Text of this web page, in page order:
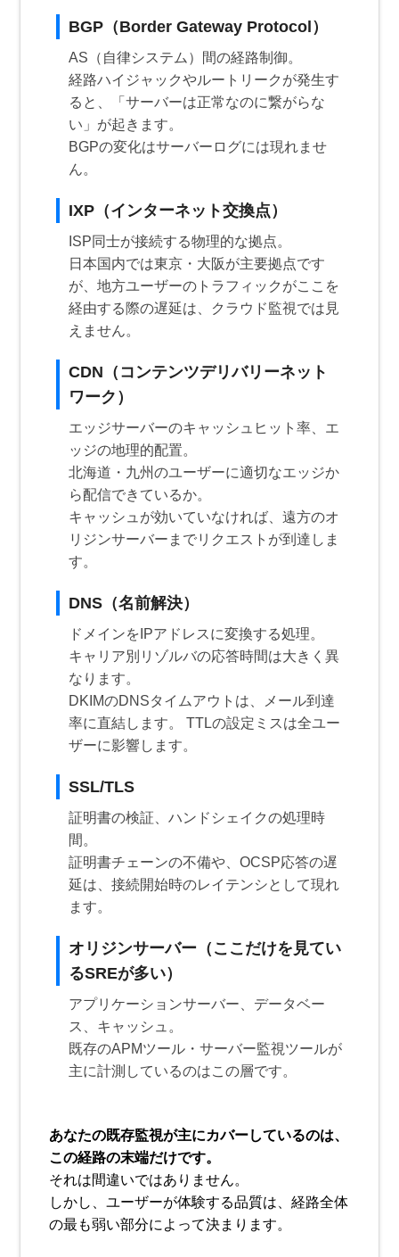
BGP（Border Gateway Protocol）
AS（自律システム）間の経路制御。
経路ハイジャックやルートリークが発生す
ると、「サーバーは正常なのに繋がらな
い」が起きます。
BGPの変化はサーバーログには現れませ
ん。
IXP（インターネット交換点）
ISP同士が接続する物理的な拠点。
日本国内では東京・大阪が主要拠点です
が、地方ユーザーのトラフィックがここを
経由する際の遅延は、クラウド監視では見
えません。
CDN（コンテンツデリバリーネット
ワーク）
エッジサーバーのキャッシュヒット率、エ
ッジの地理的配置。
北海道・九州のユーザーに適切なエッジか
ら配信できているか。
キャッシュが効いていなければ、遠方のオ
リジンサーバーまでリクエストが到達しま
す。
DNS（名前解決）
ドメインをIPアドレスに変換する処理。
キャリア別リゾルバの応答時間は大きく異
なります。
DKIMのDNSタイムアウトは、メール到達
率に直結します。 TTLの設定ミスは全ユー
ザーに影響します。
SSL/TLS
証明書の検証、ハンドシェイクの処理時
間。
証明書チェーンの不備や、OCSP応答の遅
延は、接続開始時のレイテンシとして現れ
ます。
オリジンサーバー（ここだけを見てい
るSREが多い）
アプリケーションサーバー、データベー
ス、キャッシュ。
既存のAPMツール・サーバー監視ツールが
主に計測しているのはこの層です。
あなたの既存監視が主にカバーしているのは、
この経路の末端だけです。
それは間違いではありません。
しかし、ユーザーが体験する品質は、経路全体
の最も弱い部分によって決まります。